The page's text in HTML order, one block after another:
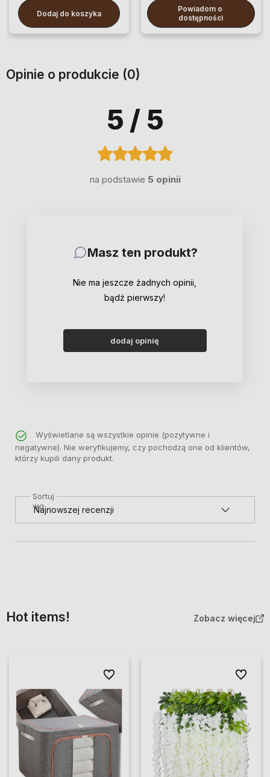
Dodaj do koszyka
Powiadom o
dostępności
Opinie o produkcie (0)
5 / 5
na podstawie 5 opinii
Masz ten produkt?
Nie ma jeszcze żadnych opinii,
bądź pierwszy!
dodaj opinię
Wyświetlane są wszystkie opinie (pozytywne i
negatywne). Nie weryfikujemy, czy pochodzą one od klientów,
którzy kupili dany produkt.
Sortuj
wg
Hot items! Zobacz więcej
Do ulubionych Do